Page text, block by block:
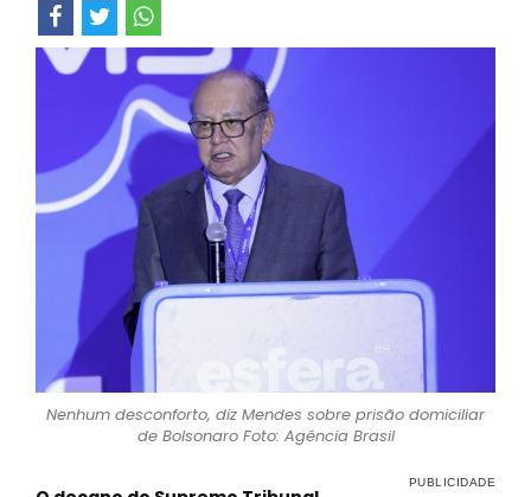
Nenhum desconforto, diz Mendes sobre prisão domiciliar
de Bolsonaro Foto: Agência Brasil